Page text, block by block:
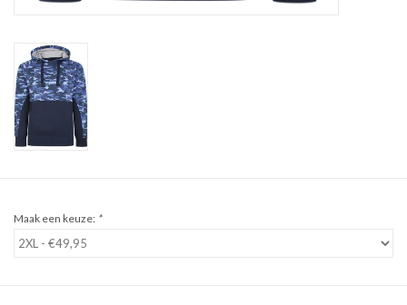
JACKS / JASSEN
WERKKLEDING
OVERIG
Maak een keuze: *